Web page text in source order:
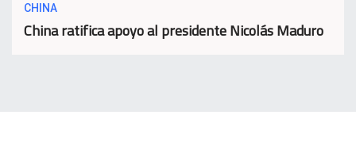
CHINA
China ratifica apoyo al presidente Nicolás Maduro